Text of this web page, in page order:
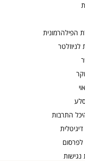
הפילהרמונית
התרבות
דיגיטלית
לפרסום